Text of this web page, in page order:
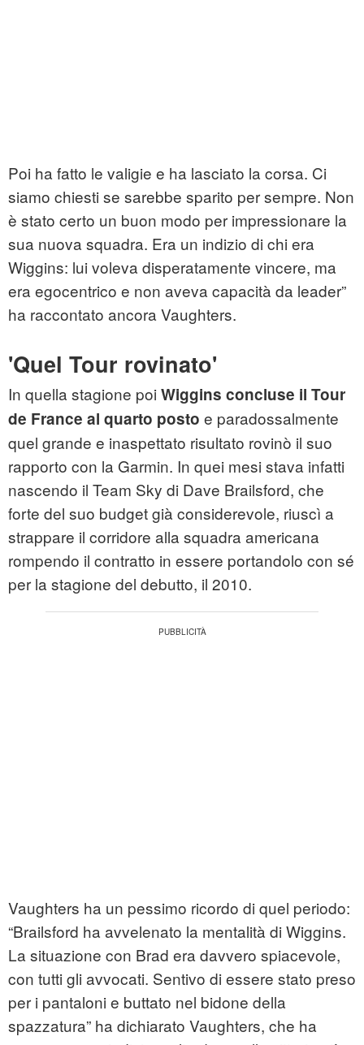
Poi ha fatto le valigie e ha lasciato la corsa. Ci
siamo chiesti se sarebbe sparito per sempre. Non
è stato certo un buon modo per impressionare la
sua nuova squadra. Era un indizio di chi era
Wiggins: lui voleva disperatamente vincere, ma
era egocentrico e non aveva capacità da leader”
ha raccontato ancora Vaughters.
'Quel Tour rovinato'
In quella stagione poi Wiggins concluse il Tour
de France al quarto posto e paradossalmente
quel grande e inaspettato risultato rovinò il suo
rapporto con la Garmin. In quei mesi stava infatti
nascendo il Team Sky di Dave Brailsford, che
forte del suo budget già considerevole, riuscì a
strappare il corridore alla squadra americana
rompendo il contratto in essere portandolo con sé
per la stagione del debutto, il 2010.
Vaughters ha un pessimo ricordo di quel periodo:
“Brailsford ha avvelenato la mentalità di Wiggins.
La situazione con Brad era davvero spiacevole,
con tutti gli avvocati. Sentivo di essere stato preso
per i pantaloni e buttato nel bidone della
spazzatura” ha dichiarato Vaughters, che ha